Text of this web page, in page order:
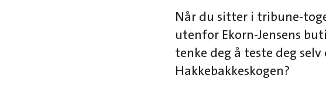
Når du sitter i tribune-
utenfor Ekorn-Jensens
tenke deg å teste deg
Hakkebakkeskogen?